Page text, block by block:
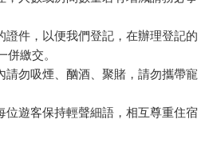
證件，以便我們登記，在辦理登記的
併繳交。
請勿吸煙、酗酒、聚賭，請勿攜帶寵
位遊客保持輕聲細語，相互尊重住宿